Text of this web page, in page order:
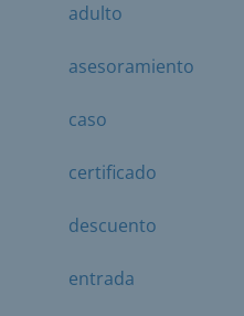
adulto
asesoramiento
caso
certificado
descuento
entrada